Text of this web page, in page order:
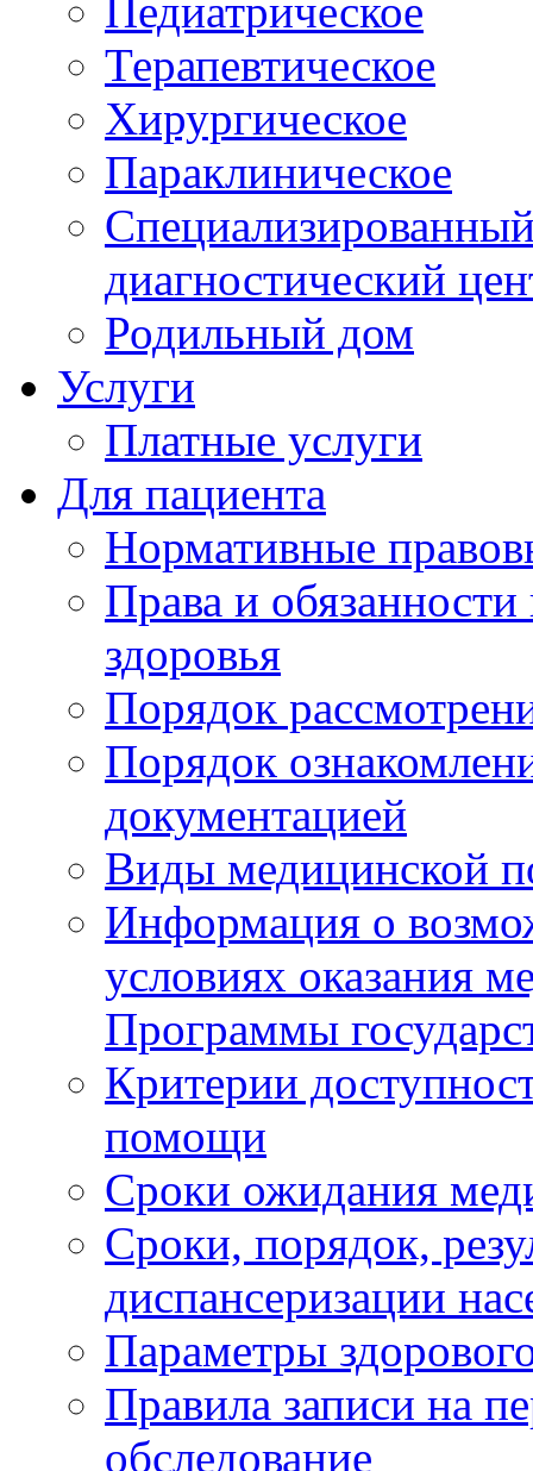
Педиатрическое
Терапевтическое
Хирургическое
Параклиническое
диагностический
Родильный дом
Услуги
Платные услуги
Для пациента
Нормативные
Права и
здоровья
Порядок
Порядок
документацией
Виды медицинской
Информация о
условиях оказания
Программы
Критерии
помощи
Сроки ожидания
Сроки, порядок,
диспансеризации
Параметры
Правила записи на
обследование